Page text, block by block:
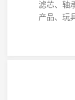
滤芯、轴
产品、玩